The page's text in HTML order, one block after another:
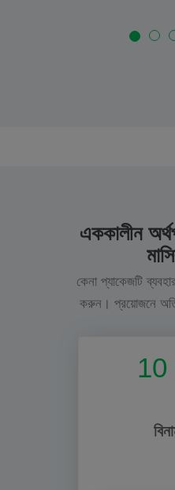
এককালীন
কেনা প্যাকেজটি
করুন। প্রয়োজনে
10